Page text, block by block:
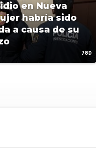
en Nueva
habría sido
a causa de su
78D